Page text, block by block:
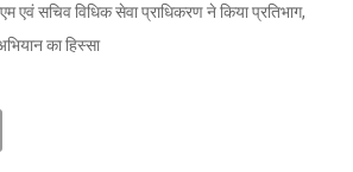
एवं सचिव विधिक सेवा प्राधिकरण ने किया प्रतिभाग,
का हिस्सा